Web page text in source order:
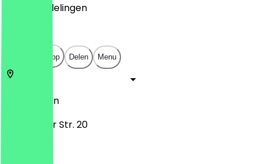
Beoordelingen
Open in app Delen Menu
Berlijn
Fehmarner Str. 20